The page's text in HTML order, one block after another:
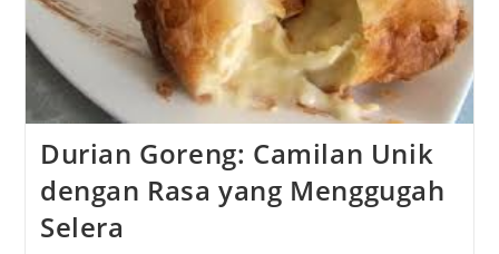
Durian Goreng: Camilan Unik
dengan Rasa yang Menggugah
Selera